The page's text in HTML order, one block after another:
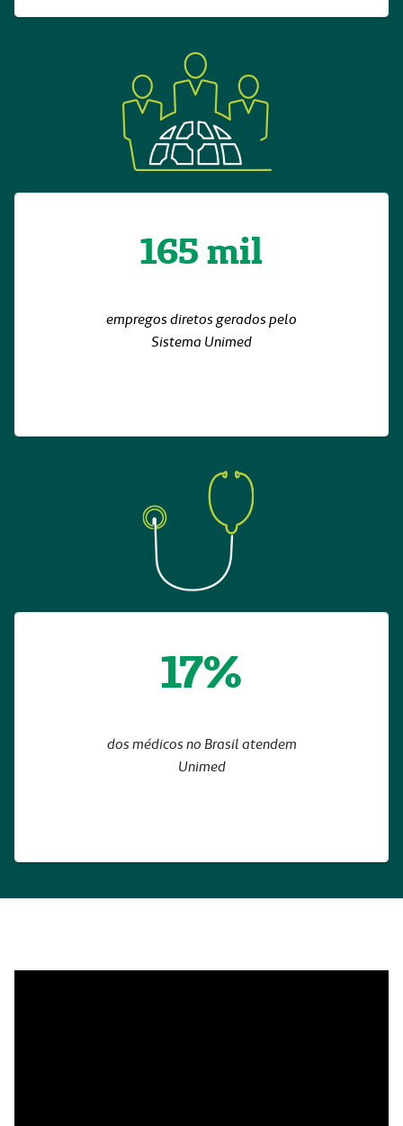
165 mil
empregos diretos gerados pelo
Sistema Unimed
17%
dos médicos no Brasil atendem
Unimed